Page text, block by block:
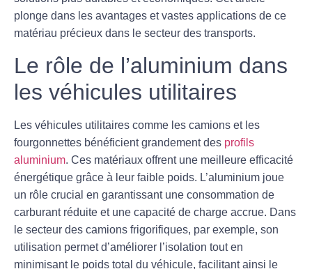
plonge dans les avantages et vastes applications de ce
matériau précieux dans le secteur des transports.
Le rôle de l’aluminium dans
les véhicules utilitaires
Les véhicules utilitaires comme les camions et les
fourgonnettes bénéficient grandement des profils
aluminium. Ces matériaux offrent une meilleure efficacité
énergétique grâce à leur faible poids. L’aluminium joue
un rôle crucial en garantissant une consommation de
carburant réduite et une capacité de charge accrue. Dans
le secteur des camions frigorifiques, par exemple, son
utilisation permet d’améliorer l’isolation tout en
minimisant le poids total du véhicule, facilitant ainsi le